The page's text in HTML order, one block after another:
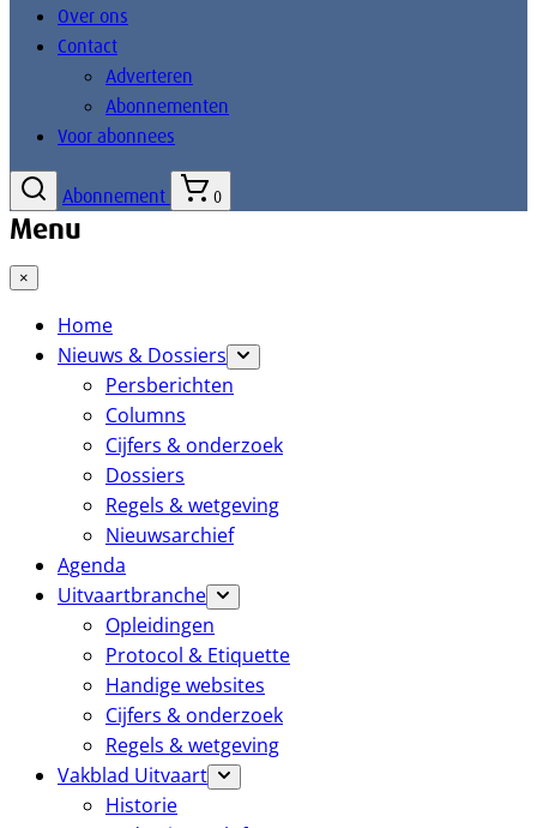
Over ons
Contact
Adverteren
Abonnementen
Voor abonnees
Abonnement 0
Menu
×
Home
Nieuws & Dossiers
Persberichten
Columns
Cijfers & onderzoek
Dossiers
Regels & wetgeving
Nieuwsarchief
Agenda
Uitvaartbranche
Opleidingen
Protocol & Etiquette
Handige websites
Cijfers & onderzoek
Regels & wetgeving
Vakblad Uitvaart
Historie